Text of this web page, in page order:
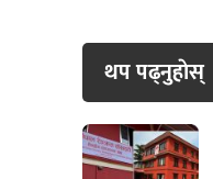
थप पढ्नुहाेस्